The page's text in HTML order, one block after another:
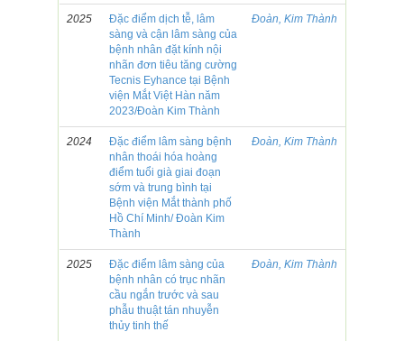
2025
Đặc điểm dịch tễ, lâm
sàng và cận lâm sàng của
bệnh nhân đặt kính nội
nhãn đơn tiêu tăng cường
Tecnis Eyhance tại Bệnh
viện Mắt Việt Hàn năm
2023/Đoàn Kim Thành
Đoàn, Kim Thành
2024
Đặc điểm lâm sàng bệnh
nhân thoái hóa hoàng
điểm tuổi già giai đoạn
sớm và trung bình tại
Bệnh viện Mắt thành phố
Hồ Chí Minh/ Đoàn Kim
Thành
Đoàn, Kim Thành
2025
Đặc điểm lâm sàng của
bệnh nhân có trục nhãn
cầu ngắn trước và sau
phẫu thuật tán nhuyễn
thủy tinh thế
Đoàn, Kim Thành